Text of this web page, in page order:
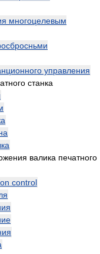
многоцелевым
управления
станка
валика печатного
control